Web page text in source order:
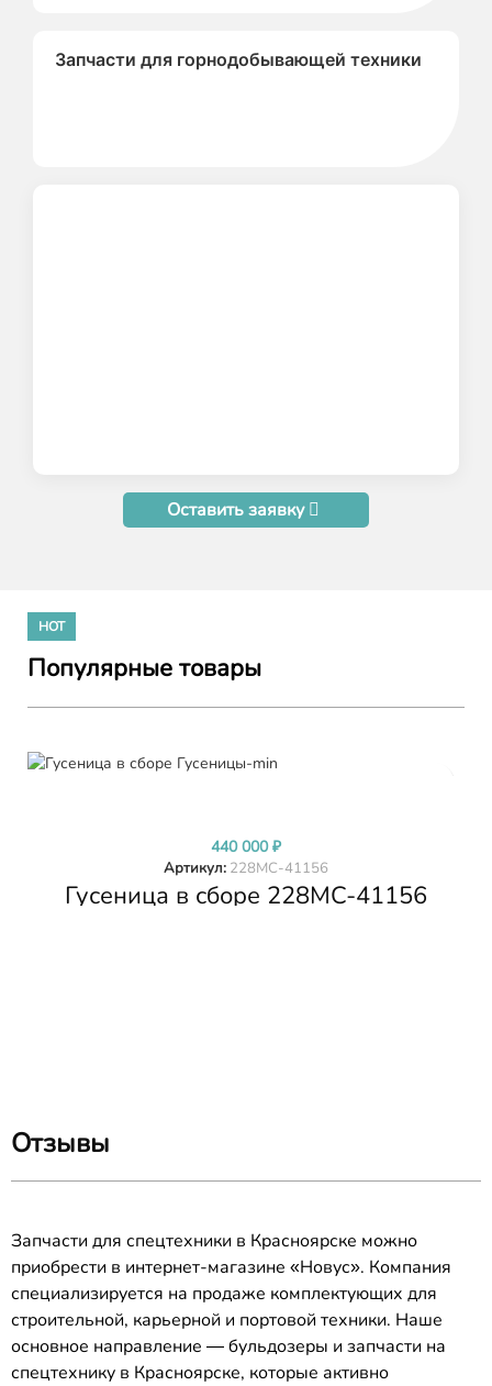
Запчасти для горнодобывающей техники
Оставить заявку
HOT
Популярные товары
Гусеница в сборе 228MC-41156
Артикул: 228MC-41156
440 000₽
Отзывы
Запчасти для спецтехники в Красноярске можно
приобрести в интернет-магазине «Новус». Компания
специализируется на продаже комплектующих для
строительной, карьерной и портовой техники. Наше
основное направление — бульдозеры и запчасти на
спецтехнику в Красноярске, которые активно